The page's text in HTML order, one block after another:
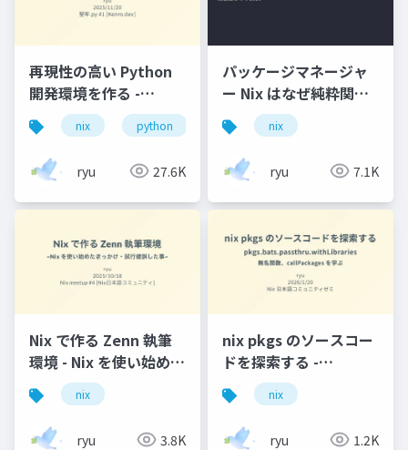
再現性の高い Python
開発環境を作る -
Python ライブラリは
uv / その他ツールは
Nix で固定する
nix python uv
ryu 27.6K
パッケージマネージャ
ー Nix はなぜ純粋関数
型言語で設定を記述す
るのか
nix
ryu 7.1K
Nix で作る Zenn 執筆
環境 - Nix を使い始めた
きっかけ・試行錯誤し
た事
nix
ryu 3.8K
nix pkgs のソースコー
ドを探索する -
- 無名関数、
callPackages を学ぶ
nix
ryu 1.2K